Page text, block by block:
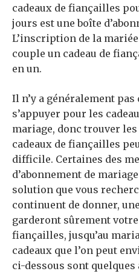
cadeaux de fiançailles
jours est une boîte
L’inscription de la
couple un cadeau de
en un.
Il n’y a généralement
s’appuyer pour les
mariage, donc trouver les
cadeaux de fiançailles
difficile. Certaines des
d’abonnement de
solution que vous
continuent de donner,
garderont sûrement
fiançailles, jusqu’au
cadeaux que l’on peut
ci-dessous sont